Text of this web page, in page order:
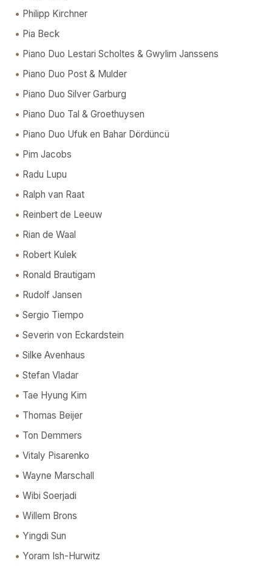
Philipp Kirchner
Pia Beck
Piano Duo Lestari Scholtes & Gwylim Janssens
Piano Duo Post & Mulder
Piano Duo Silver Garburg
Piano Duo Tal & Groethuysen
Piano Duo Ufuk en Bahar Dördüncü
Pim Jacobs
Radu Lupu
Ralph van Raat
Reinbert de Leeuw
Rian de Waal
Robert Kulek
Ronald Brautigam
Rudolf Jansen
Sergio Tiempo
Severin von Eckardstein
Silke Avenhaus
Stefan Vladar
Tae Hyung Kim
Thomas Beijer
Ton Demmers
Vitaly Pisarenko
Wayne Marschall
Wibi Soerjadi
Willem Brons
Yingdi Sun
Yoram Ish-Hurwitz